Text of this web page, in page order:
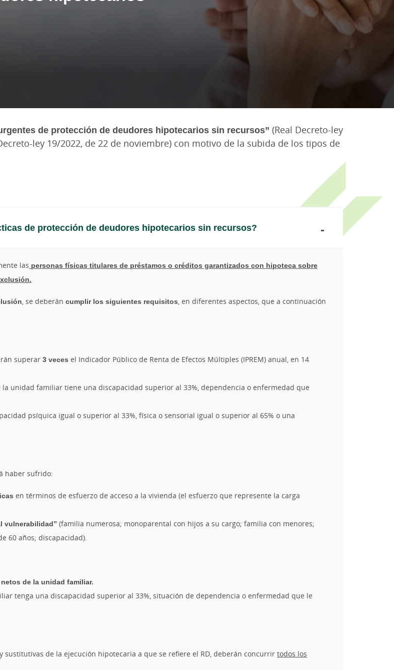
de protección de deudores hipotecarios sin recursos” (Real Decreto-ley
ley 19/2022, de 22 de noviembre) con motivo de la subida de los tipos de
de protección de deudores hipotecarios sin recursos?
las personas físicas titulares de préstamos o créditos garantizados con hipoteca sobre
, se deberán cumplir los siguientes requisitos, en diferentes aspectos, que a continuación
superar 3 veces el Indicador Público de Renta de Efectos Múltiples (IPREM) anual, en 14
la unidad familiar tiene una discapacidad superior al 33%, dependencia o enfermedad que
psíquica igual o superior al 33%, física o sensorial igual o superior al 65% o una
haber sufrido:
en términos de esfuerzo de acceso a la vivienda (el esfuerzo que represente la carga
vulnerabilidad” (familia numerosa; monoparental con hijos a su cargo; familia con menores;
60 años; discapacidad).
de la unidad familiar.
tenga una discapacidad superior al 33%, situación de dependencia o enfermedad que le
de la ejecución hipotecaria a que se refiere el RD, deberán concurrir todos los